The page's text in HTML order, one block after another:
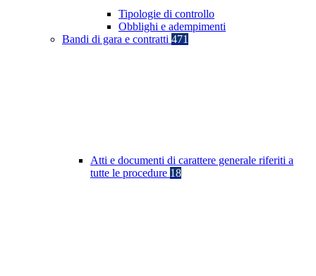
Tipologie di controllo
Obblighi e adempimenti
Bandi di gara e contratti 471
Atti e documenti di carattere generale riferiti a
tutte le procedure 18